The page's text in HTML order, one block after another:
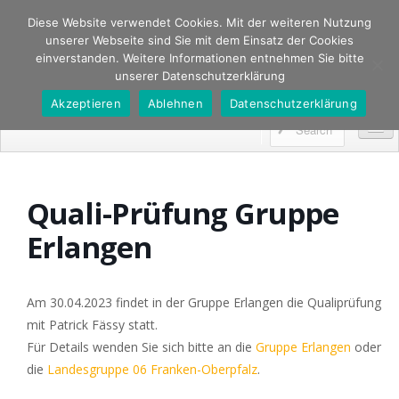
Boxerklub Gruppe Coburg
AUSBILDUNG VON GEBRAUCHSHUNDEN, BOXERZUCHT, AUSSTELLUNG,
HUNDESPORT, IPO, UNTERORDNUNG, FÄHRTE, WELPEN
Über Uns
Chronik
Ausbildung
Zucht
Satzung BK Coburg
Quali-Prüfung Gruppe
Erlangen
Am 30.04.2023 findet in der Gruppe Erlangen die Qualiprüfung
mit Patrick Fässy statt.
Für Details wenden Sie sich bitte an die Gruppe Erlangen oder
die Landesgruppe 06 Franken-Oberpfalz.
Diese Website verwendet Cookies. Mit der weiteren Nutzung
unserer Webseite sind Sie mit dem Einsatz der Cookies
einverstanden. Weitere Informationen entnehmen Sie bitte
unserer Datenschutzerklärung
Akzeptieren
Ablehnen Datenschutzerklärung